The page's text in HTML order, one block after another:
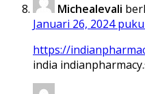
Michealevali
Januari 26, 2024
https://
india